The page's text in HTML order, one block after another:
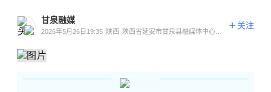
甘泉融媒
2026年5月26日19:35 陕西 陕西省延安市甘泉县融媒体中心官
关注